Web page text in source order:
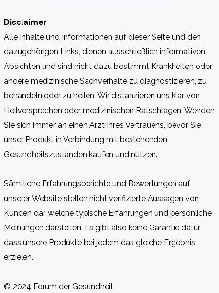
Disclaimer
Alle Inhalte und Informationen auf dieser Seite und den
dazugehörigen Links, dienen ausschließlich informativen
Absichten und sind nicht dazu bestimmt Krankheiten oder
andere medizinische Sachverhalte zu diagnostizieren, zu
behandeln oder zu heilen. Wir distanzieren uns klar von
Heilversprechen oder medizinischen Ratschlägen. Wenden
Sie sich immer an einen Arzt Ihres Vertrauens, bevor Sie
unser Produkt in Verbindung mit bestehenden
Gesundheitszuständen kaufen und nutzen.
Sämtliche Erfahrungsberichte und Bewertungen auf
unserer Website stellen nicht verifizierte Aussagen von
Kunden dar, welche typische Erfahrungen und persönliche
Meinungen darstellen. Es gibt also keine Garantie dafür,
dass unsere Produkte bei jedem das gleiche Ergebnis
erzielen.
© 2024 Forum der Gesundheit